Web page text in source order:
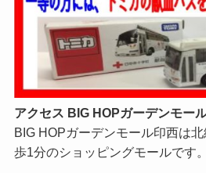
アクセス BIG HOPガーデンモー
BIG HOPガーデンモール印西は
歩1分のショッピングモールです。